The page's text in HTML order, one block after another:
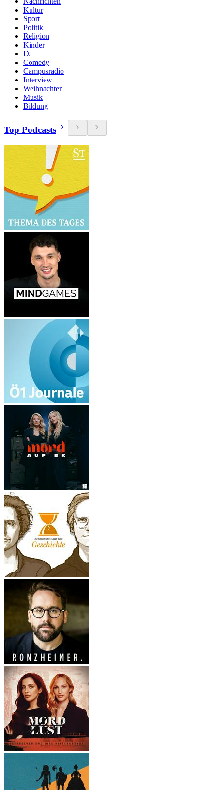
Kultur
Sport
Politik
Religion
Kinder
DJ
Comedy
Campusradio
Interview
Weihnachten
Musik
Bildung
Top Podcasts